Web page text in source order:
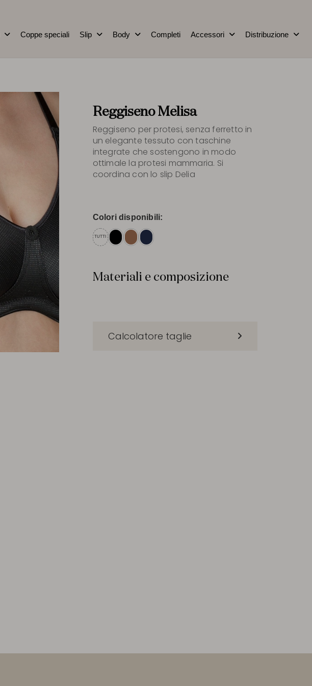
Coppe speciali Slip Body Completi Accessori Distribuzione
Reggiseno Melisa
Reggiseno per protesi, senza ferretto in
un elegante tessuto con taschine
integrate che sostengono in modo
ottimale la protesi mammaria. Si
coordina con lo slip Delia
Colori disponibili:
TUTTI
Materiali e composizione
Calcolatore taglie